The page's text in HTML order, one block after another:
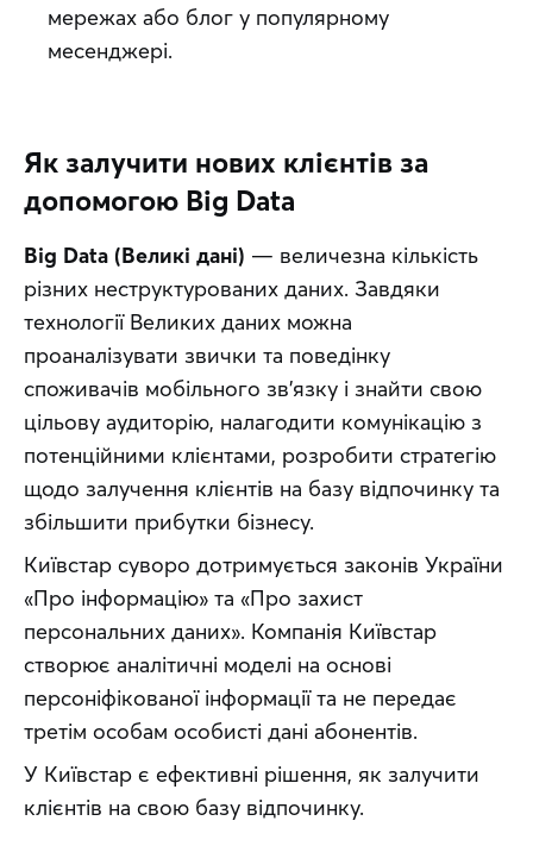
мережах або блог у популярному
месенджері.
Як залучити нових клієнтів за
допомогою Big Data
Big Data (Великі дані) — величезна кількість
різних неструктурованих даних. Завдяки
технології Великих даних можна
проаналізувати звички та поведінку
споживачів мобільного зв’язку і знайти свою
цільову аудиторію, налагодити комунікацію з
потенційними клієнтами, розробити стратегію
щодо залучення клієнтів на базу відпочинку та
збільшити прибутки бізнесу.
Київстар суворо дотримується законів України
«Про інформацію» та «Про захист
персональних даних». Компанія Київстар
створює аналітичні моделі на основі
персоніфікованої інформації та не передає
третім особам особисті дані абонентів.
У Київстар є ефективні рішення, як залучити
клієнтів на свою базу відпочинку.